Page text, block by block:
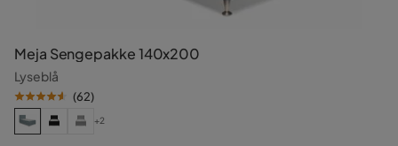
Meja Sengepakke 140x200
Lyseblå
(62)
+2